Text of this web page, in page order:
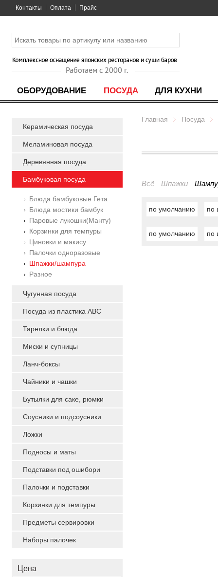
Контакты Оплата Прайс
ОБОРУДОВАНИЕ ПОСУДА ДЛЯ КУХНИ
Керамическая посуда
Меламиновая посуда
Деревянная посуда
Бамбуковая посуда
Блюда бамбуковые Гета
Блюда мостики бамбук
Паровые лукошки(Манту)
Корзинки для темпуры
Циновки и макису
Палочки одноразовые
Шпажки/шампура
Разное
Чугунная посуда
Посуда из пластика ABC
Тарелки и блюда
Миски и супницы
Ланч-боксы
Чайники и чашки
Бутылки для саке, рюмки
Соусники и подсоусники
Ложки
Подносы и маты
Подставки под ошибори
Палочки и подставки
Корзинки для темпуры
Предметы сервировки
Наборы палочек
Цена
Главная Посуда
Всё Шпажки
по умолчанию по
по умолчанию по